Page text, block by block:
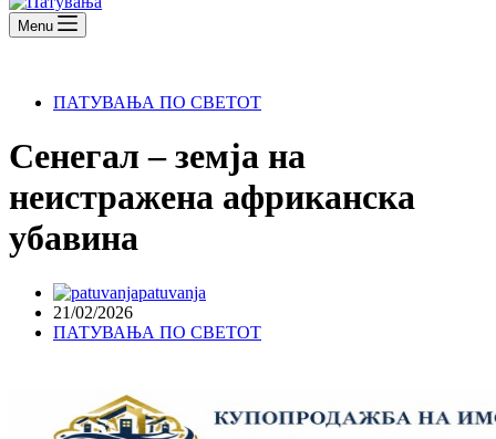
Menu
ПАТУВАЊА ПО СВЕТОТ
Сенегал – земја на
неистражена африканска
убавина
patuvanja
21/02/2026
ПАТУВАЊА ПО СВЕТОТ